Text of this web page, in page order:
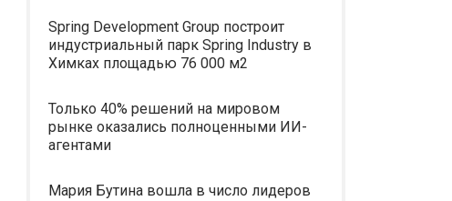
Spring Development Group построит
индустриальный парк Spring Industry в
Химках площадью 76 000 м2
Только 40% решений на мировом
рынке оказались полноценными ИИ-
агентами
Мария Бутина вошла в число лидеров